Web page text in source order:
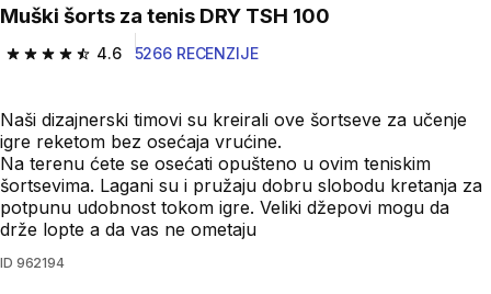
Muški šorts za tenis DRY TSH 100
4.6
4.6 od 5 zvezdica from 5266 Recenzije
5266 RECENZIJE
Naši dizajnerski timovi su kreirali ove šortseve za učenje
igre reketom bez osećaja vrućine.
Na terenu ćete se osećati opušteno u ovim teniskim
šortsevima. Lagani su i pružaju dobru slobodu kretanja za
potpunu udobnost tokom igre. Veliki džepovi mogu da
drže lopte a da vas ne ometaju
ID 962194